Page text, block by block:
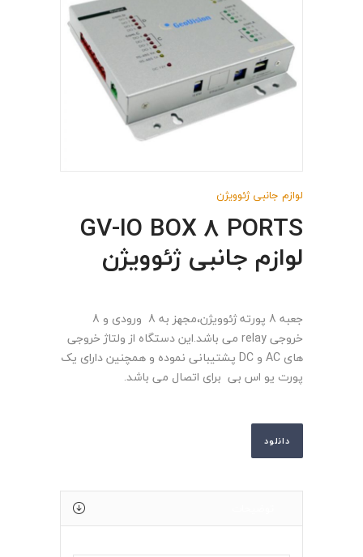
لوازم جانبی ژئوویژن
GV-IO BOX 8 PORTS
لوازم جانبی ژئوویژن
جعبه 8 پورته ژئوویژن،مجهز به 8 ورودی و 8
خروجی relay می باشد.این دستگاه از ولتاژ خروجی
های AC و DC پشتیبانی نموده و همچنین دارای یک
پورت یو اس بی برای اتصال می باشد.
دانلود